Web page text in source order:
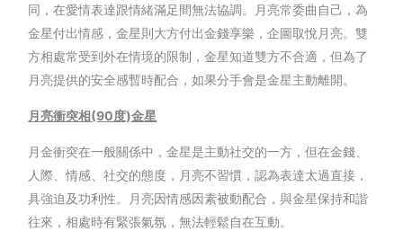
同，在愛情表達跟情緒滿足間無法協調。月亮常委曲自己，為
金星付出情感，金星則大方付出金錢享樂，企圖取悅月亮。雙
方相處常受到外在情境的限制，金星知道雙方不合適，但為了
月亮提供的安全感暫時配合，如果分手會是金星主動離開。
月亮衝突相(90度)金星
月金衝突在一般關係中，金星是主動社交的一方，但在金錢、
人際、情感、社交的態度，月亮不習慣，認為表達太過直接，
具強迫及功利性。月亮因情感因素被動配合，與金星保持和諧
往來，相處時有緊張氣氛，無法輕鬆自在互動。